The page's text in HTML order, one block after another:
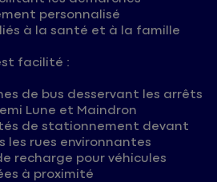
personnalisé
à la santé et à la famille
facilité :
de bus desservant les arrêts
Lune et Maindron
de stationnement devant
les rues environnantes
recharge pour véhicules
à proximité